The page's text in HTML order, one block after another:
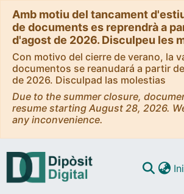
Amb motiu del tancament
de documents es reprendrà a
d'agost de 2026. Disculpeu les
Con motivo del cierre de verano, la
documentos se reanudará a partir
de 2026. Disculpad las molestias
Due to the summer closure,
resume starting August 28, 2026.
any inconvenience.